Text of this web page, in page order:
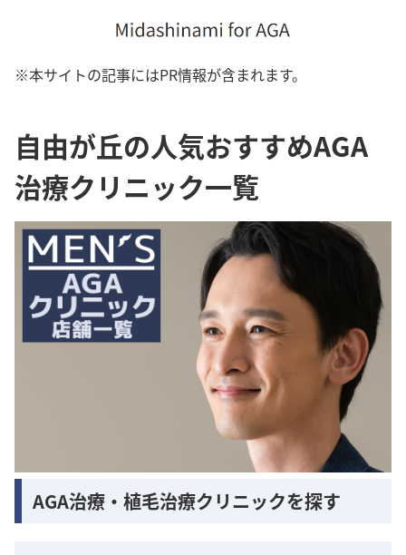
※本サイトの記事にはPR情報が含まれます。
自由が丘の人気おすすめAGA
治療クリニック一覧
AGA治療・植毛治療クリニックを探す